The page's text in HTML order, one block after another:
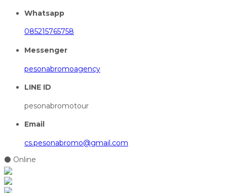
Whatsapp
085215765758
Messenger
pesonabromoagency
LINE ID
pesonabromotour
Email
cs.pesonabromo@gmail.com
⚫ Online